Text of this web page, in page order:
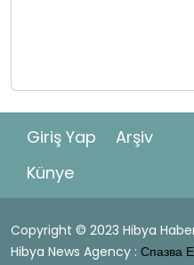
Giriş Yap
Arşiv
Künye
Copyright © 2023 Hibya Haber
Hibya News Agency : Спазва